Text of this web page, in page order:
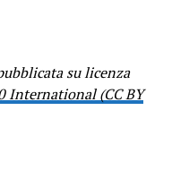
su licenza
International (CC BY